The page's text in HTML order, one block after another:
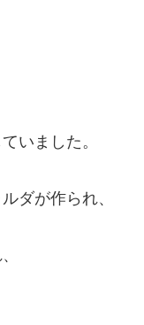
いました。
ダが作られ、